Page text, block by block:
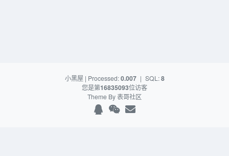
小黑屋| Processed:0.007 | SQL:8
您是第16835093位访客
Theme By表哥社区